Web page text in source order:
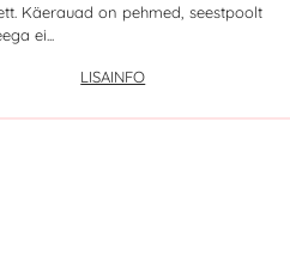
Käerauad on pehmed, seestpoolt
ei...
LISAINFO